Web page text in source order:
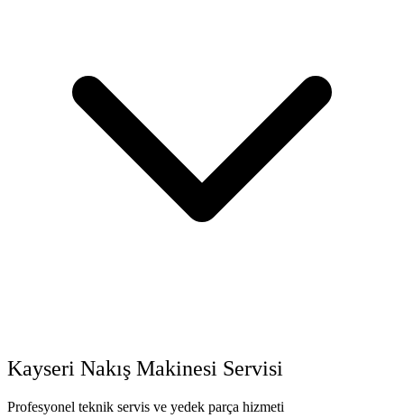
Kayseri Nakış Makinesi Servisi
Profesyonel teknik servis ve yedek parça hizmeti